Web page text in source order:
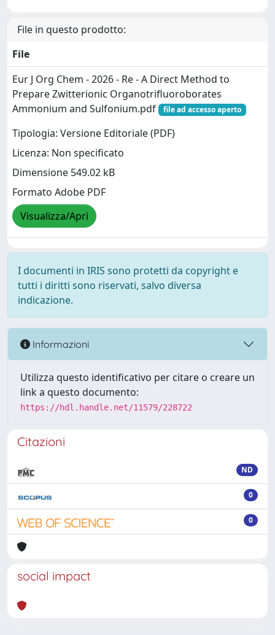
File in questo prodotto:
File
Eur J Org Chem - 2026 - Re - A Direct Method to
Prepare Zwitterionic Organotrifluoroborates
Ammonium and Sulfonium.pdf
file ad accesso aperto
Tipologia: Versione Editoriale (PDF)
Licenza: Non specificato
Dimensione 549.02 kB
Formato Adobe PDF
Visualizza/Apri
I documenti in IRIS sono protetti da copyright e
tutti i diritti sono riservati, salvo diversa
indicazione.
Informazioni
Utilizza questo identificativo per citare o creare un
link a questo documento:
https://hdl.handle.net/11579/228722
Citazioni
ND
0
0
social impact